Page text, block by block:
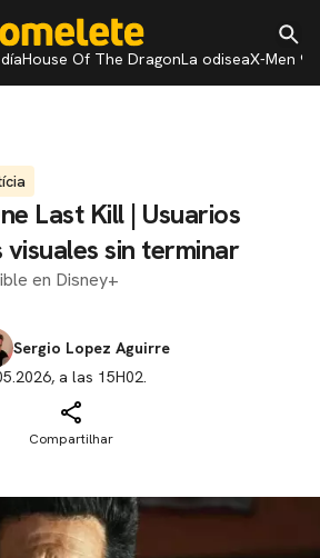
House Of The DragonLa odiseaX-Men 97
Last Kill | Usuarios
sin terminar
en Disney+
Sergio Lopez Aguirre
a las 15H02.
Compartilhar